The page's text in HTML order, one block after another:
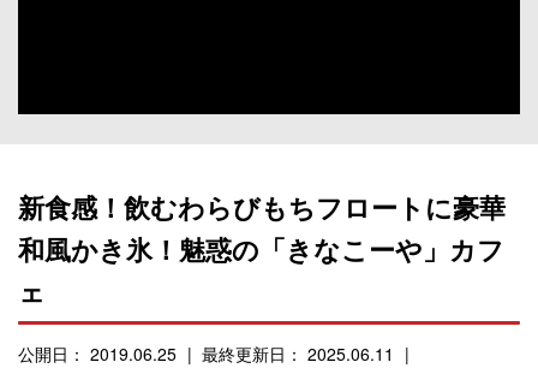
新食感！飲むわらびもちフロートに豪華
和風かき氷！魅惑の「きなこーや」カフ
ェ
公開日： 2019.06.25 最終更新日： 2025.06.11